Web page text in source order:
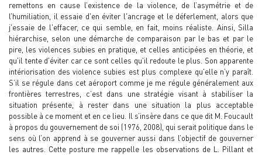
remettons en cause l’existence de la violence, de l’asymétrie et de
l’humiliation, il essaie d'en éviter l'ancrage et le déferlement, alors que
j'essaie de l'effacer, ce qui semble, en fait, moins réaliste. Ainsi, Silla
hiérarchise, selon une démarche de comparaison par le bas et par le
pire, les violences subies en pratique, et celles anticipées en théorie, et
qu'il tente d'éviter car ce sont celles qu'il redoute le plus. Son apparente
intériorisation des violence subies est plus complexe qu'elle n’y paraît.
S’il se régule dans cet aéroport comme je me régule généralement aux
frontières terrestres, c’est dans une stratégie visant à stabiliser la
situation présente, à rester dans une situation la plus acceptable
possible à ce moment et en ce lieu. Il s’insère dans ce que dit M. Foucault
à propos du gouvernement de soi (1976, 2008), qui serait politique dans le
sens où l’on apprend à se gouverner aussi dans l’objectif de gouverner
les autres. Cette posture me rappelle les observations de L. Pillant et